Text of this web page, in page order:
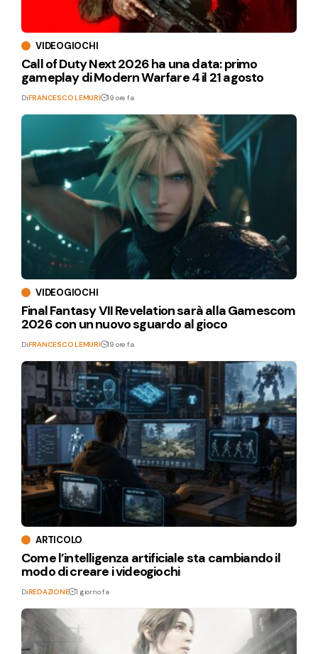
VIDEOGIOCHI
Call of Duty Next 2026 ha una data: primo
gameplay di Modern Warfare 4 il 21 agosto
DiFRANCESCO LEMURI 19 ore fa
VIDEOGIOCHI
Final Fantasy VII Revelation sarà alla Gamescom
2026 con un nuovo sguardo al gioco
DiFRANCESCO LEMURI 19 ore fa
ARTICOLO
Come l’intelligenza artificiale sta cambiando il
modo di creare i videogiochi
DiREDAZIONE 1 giorno fa